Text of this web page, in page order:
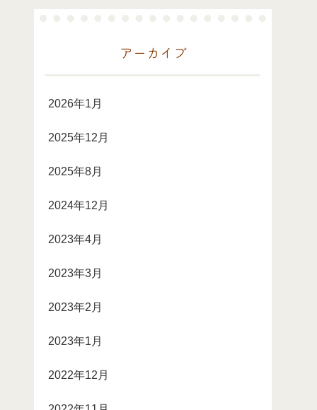
アーカイブ
2026年1月
2025年12月
2025年8月
2024年12月
2023年4月
2023年3月
2023年2月
2023年1月
2022年12月